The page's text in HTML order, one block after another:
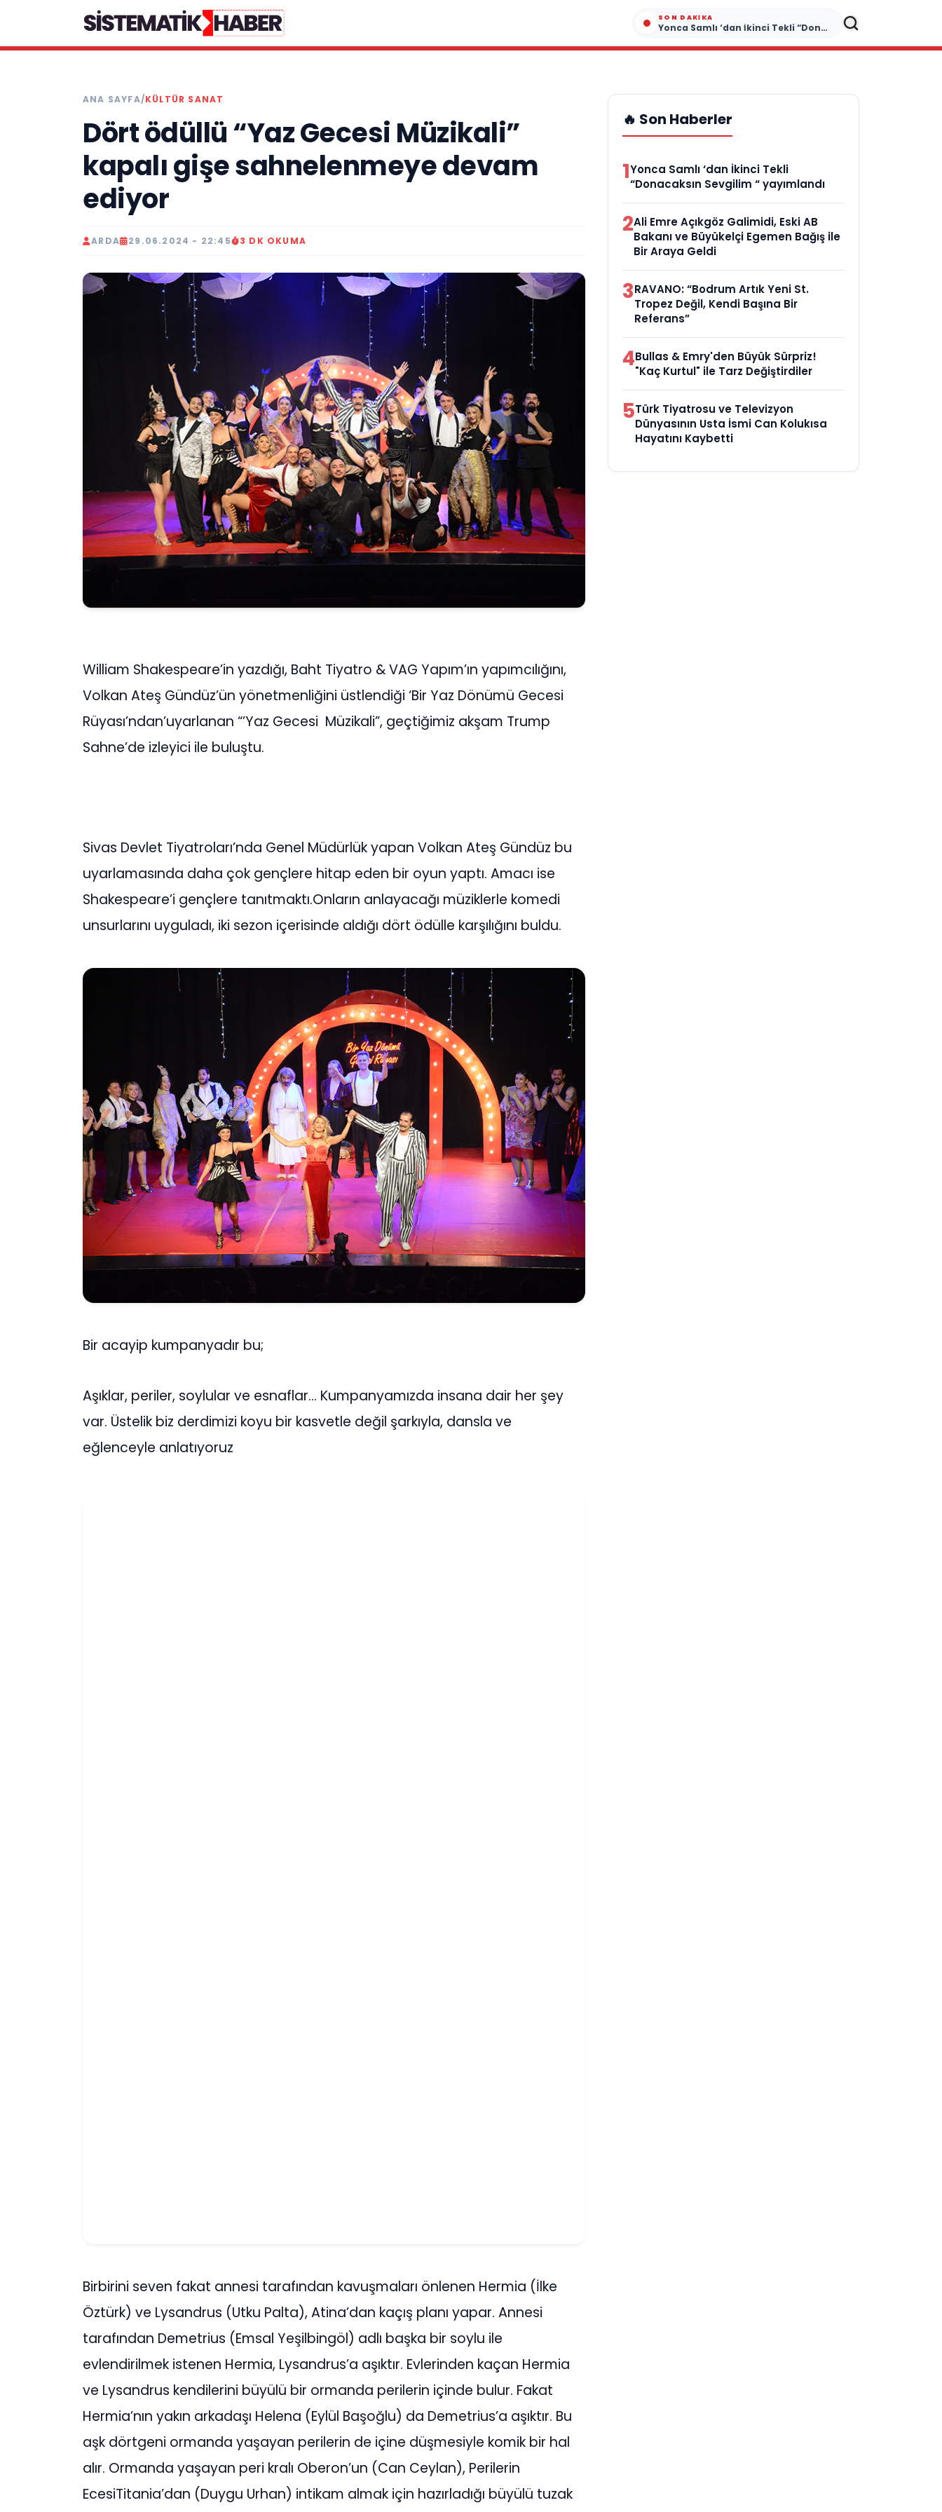
SON DAKIKA
Yonca Samlı ‘dan İkinci Tekli “Donacaksın Sevgilim “ yayımlandı
ANA SAYFA/KÜLTÜR SANAT
Dört ödüllü “Yaz Gecesi Müzikali”
kapalı gişe sahnelenmeye devam
ediyor
ARDA 29.06.2024 - 22:45 3 DK OKUMA
William Shakespeare’in yazdığı, Baht Tiyatro & VAG Yapım’ın yapımcılığını,
Volkan Ateş Gündüz’ün yönetmenliğini üstlendiği ‘Bir Yaz Dönümü Gecesi
Rüyası’ndan’uyarlanan “’Yaz Gecesi Müzikali”, geçtiğimiz akşam Trump
Sahne’de izleyici ile buluştu.
Sivas Devlet Tiyatroları’nda Genel Müdürlük yapan Volkan Ateş Gündüz bu
uyarlamasında daha çok gençlere hitap eden bir oyun yaptı. Amacı ise
Shakespeare’i gençlere tanıtmaktı.Onların anlayacağı müziklerle komedi
unsurlarını uyguladı, iki sezon içerisinde aldığı dört ödülle karşılığını buldu.
Bir acayip kumpanyadır bu;
Aşıklar, periler, soylular ve esnaflar… Kumpanyamızda insana dair her şey
var. Üstelik biz derdimizi koyu bir kasvetle değil şarkıyla, dansla ve
eğlenceyle anlatıyoruz
Birbirini seven fakat annesi tarafından kavuşmaları önlenen Hermia (İlke
Öztürk) ve Lysandrus (Utku Palta), Atina’dan kaçış planı yapar. Annesi
tarafından Demetrius (Emsal Yeşilbingöl) adlı başka bir soylu ile
evlendirilmek istenen Hermia, Lysandrus’a aşıktır. Evlerinden kaçan Hermia
ve Lysandrus kendilerini büyülü bir ormanda perilerin içinde bulur. Fakat
Hermia’nın yakın arkadaşı Helena (Eylül Başoğlu) da Demetrius’a aşıktır. Bu
aşk dörtgeni ormanda yaşayan perilerin de içine düşmesiyle komik bir hal
alır. Ormanda yaşayan peri kralı Oberon’un (Can Ceylan), Perilerin
EcesiTitania’dan (Duygu Urhan) intikam almak için hazırladığı büyülü tuzak
🔥 Son Haberler
1Yonca Samlı ‘dan İkinci Tekli
“Donacaksın Sevgilim “ yayımlandı
2Ali Emre Açıkgöz Galimidi, Eski AB
Bakanı ve Büyükelçi Egemen Bağış ile
Bir Araya Geldi
3RAVANO: “Bodrum Artık Yeni St.
Tropez Değil, Kendi Başına Bir
Referans”
4Bullas & Emry'den Büyük Sürpriz!
"Kaç Kurtul" ile Tarz Değiştirdiler
5Türk Tiyatrosu ve Televizyon
Dünyasının Usta İsmi Can Kolukısa
Hayatını Kaybetti